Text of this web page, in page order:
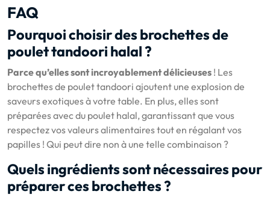
FAQ
Pourquoi choisir des brochettes de
poulet tandoori halal ?
Parce qu’elles sont incroyablement délicieuses ! Les
brochettes de poulet tandoori ajoutent une explosion de
saveurs exotiques à votre table. En plus, elles sont
préparées avec du poulet halal, garantissant que vous
respectez vos valeurs alimentaires tout en régalant vos
papilles ! Qui peut dire non à une telle combinaison ?
Quels ingrédients sont nécessaires pour
préparer ces brochettes ?